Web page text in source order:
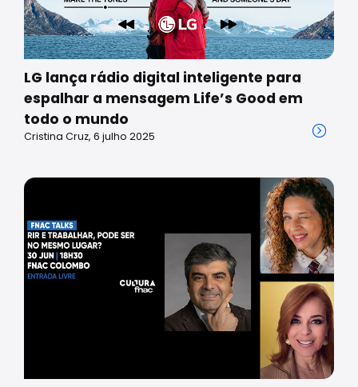
LG lança rádio digital inteligente para
espalhar a mensagem Life’s Good em
todo o mundo
Cristina Cruz, 6 julho 2025